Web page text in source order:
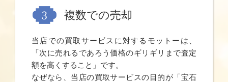
複数での売却
当店での買取サービスに対するモットーは、
「次に売れるであろう価格のギリギリまで査定
額を高くすること」です。
なぜなら、当店の買取サービスの目的が「宝石